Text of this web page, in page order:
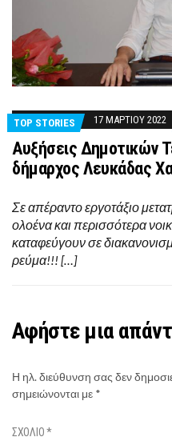
TOP STORIES 17 ΜΑΡΤΊΟΥ 2022
Αυξήσεις Δημοτικών
δήμαρχος Λευκάδας
Σε απέραντο εργοτάξιο
ολοένα και περισσότερα
καταφεύγουν σε
ρεύμα!!! […]
Αφήστε μια
Η ηλ. διεύθυνση σας δεν
σημειώνονται με *
ΣΧΌΛΙΟ*